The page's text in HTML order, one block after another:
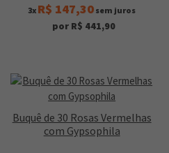
3x R$ 147,30 sem juros
por R$ 441,90
Buquê de 30 Rosas Vermelhas
com Gypsophila